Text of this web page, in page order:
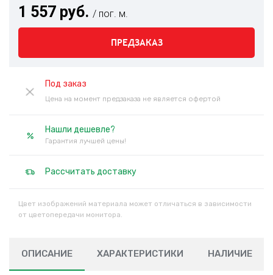
1 557 руб. / пог. м.
ПРЕДЗАКАЗ
Под заказ
Цена на момент предзаказа не является офертой
Нашли дешевле?
Гарантия лучшей цены!
Рассчитать доставку
Цвет изображений материала может отличаться в зависимости
от цветопередачи монитора.
ОПИСАНИЕ ХАРАКТЕРИСТИКИ НАЛИЧИЕ